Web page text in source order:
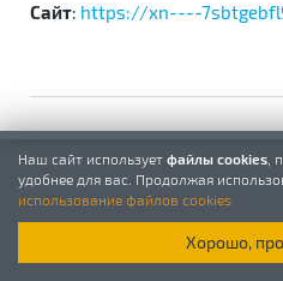
Сайт: https://xn----
Наш сайт использует файлы cookies ,
удобнее для вас. Продолжая
использование файлов cookies
Хорошо,